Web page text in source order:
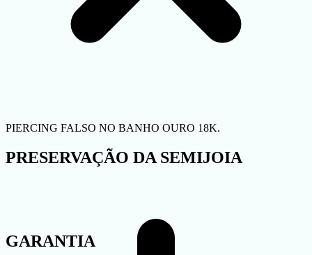
PIERCING FALSO NO BANHO OURO 18K.
PRESERVAÇÃO DA SEMIJOIA
GARANTIA